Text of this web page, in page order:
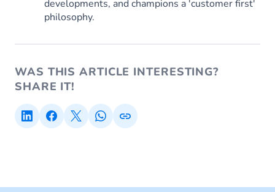
developments, and champions a 'customer first'
philosophy.
WAS THIS ARTICLE INTERESTING?
SHARE IT!